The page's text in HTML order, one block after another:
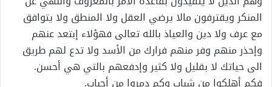
المنكر ويقترفون مالا يرضي العقل ولا المنطق ولا يتوافق
مع عرف ولا دين والعياذ بالله تعالى فهؤلاء إبتعد عنهم
وإحذر منهم وفر منهم فرارك من الأسد ولا تدع لهم طريق
الى حياتك لا بقليل ولا كثير وإدفعهم بالتي هي أحسن.
فكم أهلكوا من شباب وكم دمروا من أحباب.